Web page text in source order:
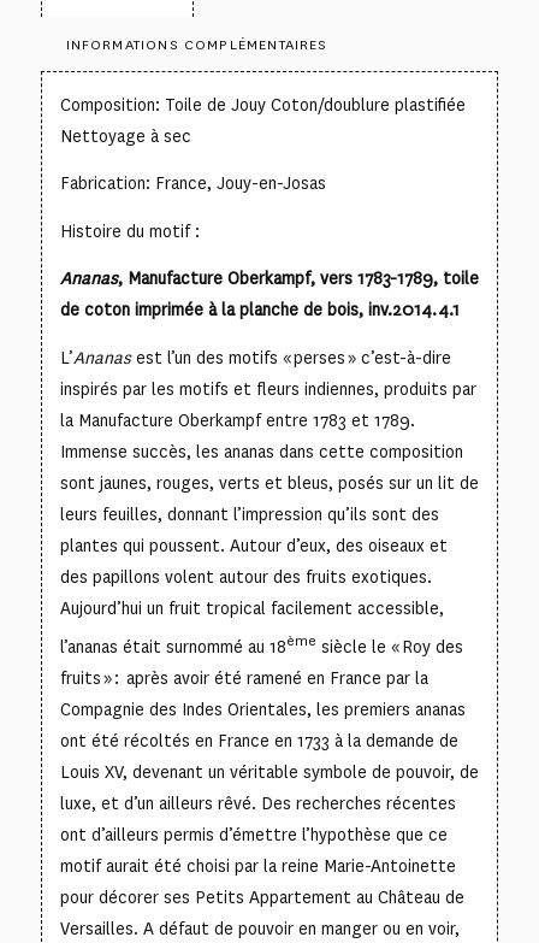
INFORMATIONS COMPLÉMENTAIRES
Composition: Toile de Jouy Coton/doublure plastifiée
Nettoyage à sec
Fabrication: France, Jouy-en-Josas
Histoire du motif :
Ananas, Manufacture Oberkampf, vers 1783-1789, toile
de coton imprimée à la planche de bois, inv.2014.4.1
L’Ananasest l’un des motifs « perses » c’est-à-dire
inspirés par les motifs et fleurs indiennes, produits par
la Manufacture Oberkampf entre 1783 et 1789.
Immense succès, les ananas dans cette composition
sont jaunes, rouges, verts et bleus, posés sur un lit de
leurs feuilles, donnant l’impression qu’ils sont des
plantes qui poussent. Autour d’eux, des oiseaux et
des papillons volent autour des fruits exotiques.
Aujourd’hui un fruit tropical facilement accessible,
l’ananas était surnommé au 18ème siècle le « Roy des
fruits » : après avoir été ramené en France par la
Compagnie des Indes Orientales, les premiers ananas
ont été récoltés en France en 1733 à la demande de
Louis XV, devenant un véritable symbole de pouvoir, de
luxe, et d’un ailleurs rêvé. Des recherches récentes
ont d’ailleurs permis d’émettre l’hypothèse que ce
motif aurait été choisi par la reine Marie-Antoinette
pour décorer ses Petits Appartement au Château de
Versailles. A défaut de pouvoir en manger ou en voir,